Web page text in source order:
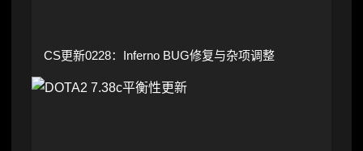
CS更新0228：Inferno BUG修复与杂项调整